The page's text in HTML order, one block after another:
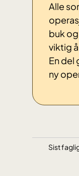
Alle
buk
viktig
En del
ny
Sist